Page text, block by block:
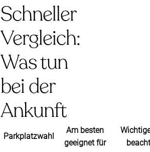
Schneller
Vergleich:
Was tun
bei der
Ankunft
Parkplatzwahl
Am besten
geeignet für